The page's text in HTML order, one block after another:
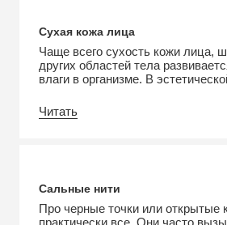
Сухая кожа лица
Чаще всего сухость кожи лица,
других областей тела
влаги в организме. В
ксероз. Это нарушение не только
дискомфортом, но и служит
Читать
Сальные нити
Про черные точки или открытые
практически все. Они часто